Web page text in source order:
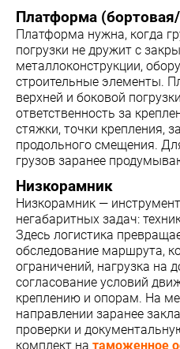
Платформа
Платформа нужна, когда
погрузки не дружит с
металлоконструкции,
строительные элементы.
верхней и боковой
ответственность за
стяжки, точки крепления,
продольного смещения.
грузов заранее
Низкорамник
Низкорамник —
негабаритных задач:
Здесь логистика
обследование маршрута,
ограничений, нагрузка на
согласование условий
креплению и опорам. На
направлении заранее
проверки и
комплект на таможенное